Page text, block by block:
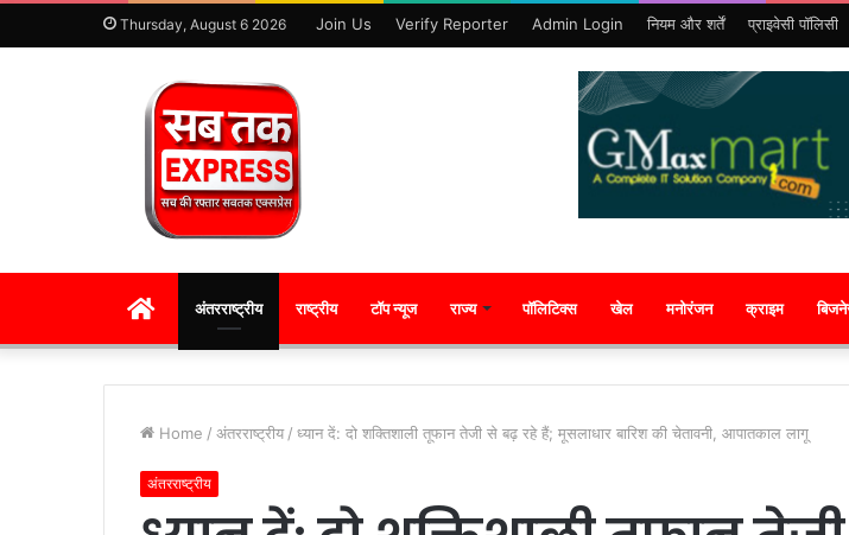
Thursday, August 6 2026 Join Us Verify Reporter Admin Login नियम और शर्तें प्राइवेसी पॉलिसी
HOMEअंतरराष्ट्रीय राष्ट्रीय टॉप न्यूज राज्य पॉलिटिक्स खेल मनोरंजन क्राइम
Home / अंतरराष्ट्रीय / ध्यान दें: दो शक्तिशाली तूफान तेजी से बढ़ रहे हैं; मूसलाधार बारिश की चेतावनी, आपातकाल लागू
अंतरराष्ट्रीय